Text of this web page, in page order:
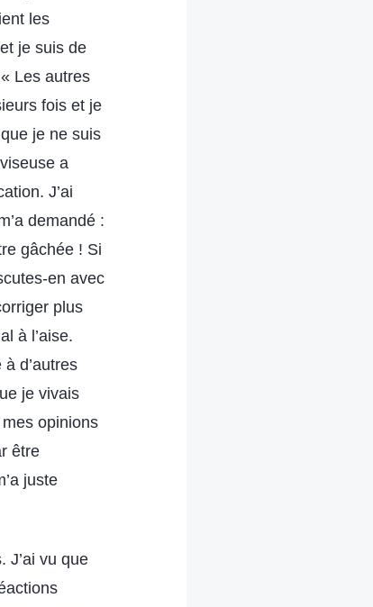
les
je suis de
Les autres
fois et je
je ne suis
a
J’ai
demandé :
gâchée ! Si
en avec
plus
à l’aise.
d’autres
je vivais
opinions
être
juste
J’ai vu que